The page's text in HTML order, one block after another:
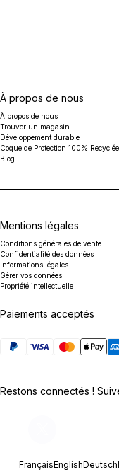
À propos de nous
À propos de nous
Trouver un magasin
Développement durable
Coque de Protection 100% Recyclée
Blog
Mentions légales
Conditions générales de vente
Confidentialité des données
Informations légales
Gérer vos données
Propriété intellectuelle
Paiements acceptés
Restons connectés !
FrançaisEnglish